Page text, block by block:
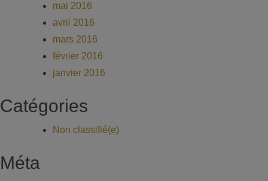
mai 2016
avril 2016
mars 2016
février 2016
janvier 2016
Catégories
Non classifié(e)
Méta